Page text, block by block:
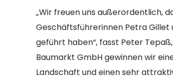
„Wir freuen uns außerordentlich,
Geschäftsführerinnen Petra Gillet
geführt haben“, fasst Peter
Baumarkt GmbH gewinnen wir
Landschaft und einen sehr